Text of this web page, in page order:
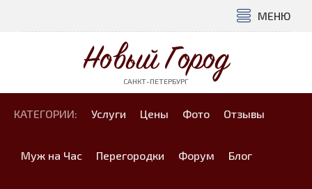
МЕНЮ
Новый Город
САНКТ-ПЕТЕРБУРГ
КАТЕГОРИИ: Услуги Цены Фото Отзывы
Муж на Час Перегородки Форум Блог